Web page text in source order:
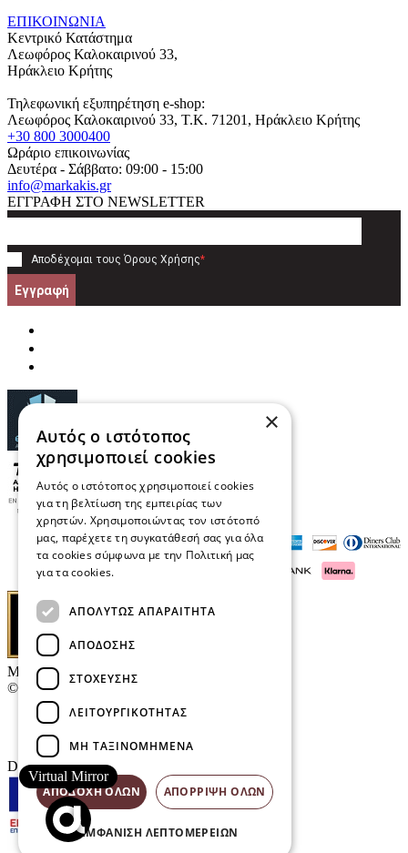
ΕΠΙΚΟΙΝΩΝΙΑ
Κεντρικό Κατάστημα
Λεωφόρος Καλοκαιρινού 33,
Ηράκλειο Κρήτης
Τηλεφωνική εξυπηρέτηση e-shop:
Λεωφόρος Καλοκαιρινού 33, T.K. 71201, Ηράκλειο Κρήτης
+30 800 3000400
Ωράριο επικοινωνίας
Δευτέρα - Σάββατο: 09:00 - 15:00
info@markakis.gr
ΕΓΓΡΑΦΗ ΣΤΟ NEWSLETTER
Αποδέχομαι τους Όρους Χρήσης*
Εγγραφή
Μαρκάκης Οπτικά
© 2026
Επικοινωνία
E-Volution Awards
Designed & developed by
Virtual Mirror
×
Αυτός ο ιστότοπος
χρησιμοποιεί cookies
Αυτός ο ιστότοπος χρησιμοποιεί cookies
για τη βελτίωση της εμπειρίας των
χρηστών. Χρησιμοποιώντας τον ιστότοπό
μας, παρέχετε τη συγκατάθεσή σας για όλα
τα cookies σύμφωνα με την Πολιτική μας
για τα cookies.
ΑΠΟΛΎΤΩΣ ΑΠΑΡΑΊΤΗΤΑ
ΑΠΌΔΟΣΗΣ
ΣΤΌΧΕΥΣΗΣ
ΛΕΙΤΟΥΡΓΙΚΌΤΗΤΑΣ
ΜΗ ΤΑΞΙΝΟΜΗΜΈΝΑ
ΑΠΟΔΟΧΉ ΌΛΩΝ ΑΠΌΡΡΙΨΗ ΌΛΩΝ
ΕΜΦΆΝΙΣΗ ΛΕΠΤΟΜΕΡΕΙΏΝ